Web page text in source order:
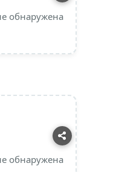
обнаружена
обнаружена